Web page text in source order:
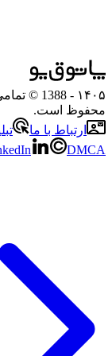
۱۴۰۵
- 1388
محفوظ است.
ارتباط با ما
DMCA